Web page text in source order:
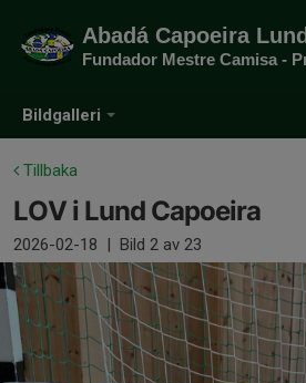
Bildgalleri
Abadá Capoeira Lund
Tillbaka
LOV i Lund Capoeira
2026-02-18 | Bild 2 av 23